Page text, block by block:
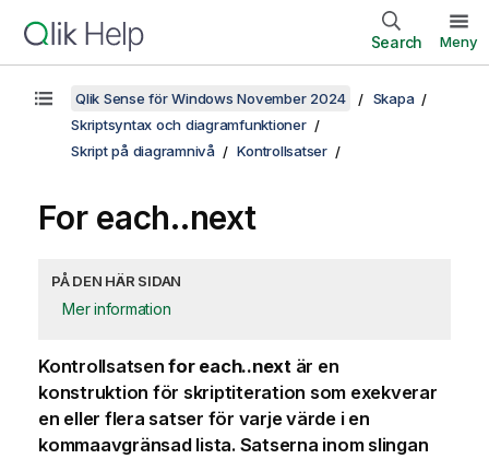
Search Meny
Qlik Sense för Windows November 2024
Skapa
Skriptsyntax och diagramfunktioner
Skript på diagramnivå
Kontrollsatser
For each..next
PÅ DEN HÄR SIDAN
Mer information
Kontrollsatsenfor each..nextär en
konstruktion för skriptiteration som exekverar
en eller flera satser för varje värde i en
kommaavgränsad lista. Satserna inom slingan